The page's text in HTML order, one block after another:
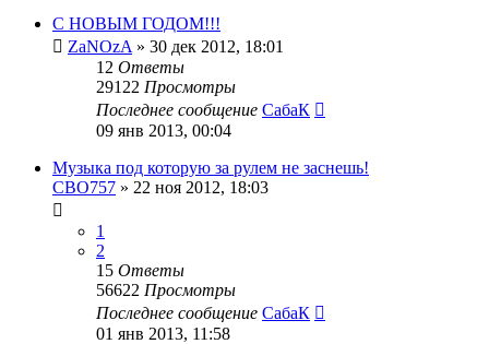
С НОВЫМ ГОДОМ!!!
ZaNOzA » 30 дек 2012, 18:01
12 Ответы
29122 Просмотры
Последнее сообщение СабаК
09 янв 2013, 00:04
Музыка под которую за рулем не заснешь!
CBO757 » 22 ноя 2012, 18:03
1
2
15 Ответы
56622 Просмотры
Последнее сообщение СабаК
01 янв 2013, 11:58